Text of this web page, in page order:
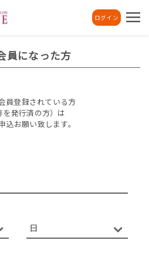
ログイン
員になった方
員登録されている方
を発行済の方）は
込お願い致します。